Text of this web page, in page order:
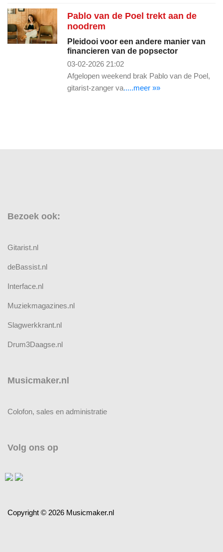
Pablo van de Poel trekt aan de
noodrem
Pleidooi voor een andere manier van
financieren van de popsector
03-02-2026 21:02
Afgelopen weekend brak Pablo van de Poel,
gitarist-zanger va.....meer »»
Bezoek ook:
Gitarist.nl
deBassist.nl
Interface.nl
Muziekmagazines.nl
Slagwerkkrant.nl
Drum3Daagse.nl
Musicmaker.nl
Colofon, sales en administratie
Volg ons op
Copyright © 2026 Musicmaker.nl